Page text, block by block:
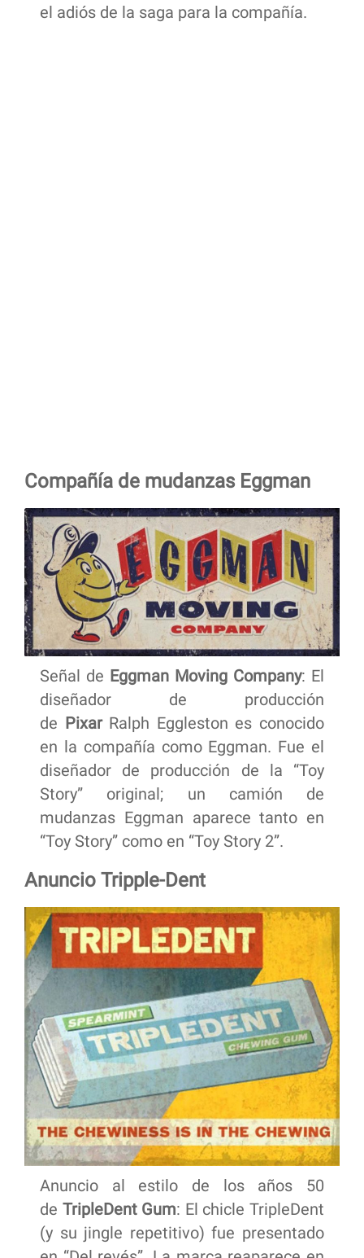
el adiós de la saga para la compañía.
Compañía de mudanzas Eggman
Señal de Eggman Moving Company: El
diseñador de producción
de
Pixar Ralph Eggleston es conocido
en la compañía como Eggman. Fue el
diseñador de producción de la “Toy
Story” original; un camión de
mudanzas Eggman aparece tanto en
“Toy Story” como en “Toy Story 2”.
Anuncio Tripple-Dent
Anuncio al estilo de los años 50
de TripleDent Gum: El chicle TripleDent
(y su jingle repetitivo) fue presentado